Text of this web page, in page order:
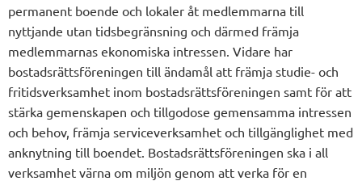
permanent boende och lokaler åt medlemmarna till
nyttjande utan tidsbegränsning och därmed främja
medlemmarnas ekonomiska intressen. Vidare har
bostadsrättsföreningen till ändamål att främja studie- och
fritidsverksamhet inom bostadsrättsföreningen samt för att
stärka gemenskapen och tillgodose gemensamma intressen
och behov, främja serviceverksamhet och tillgänglighet med
anknytning till boendet. Bostadsrättsföreningen ska i all
verksamhet värna om miljön genom att verka för en